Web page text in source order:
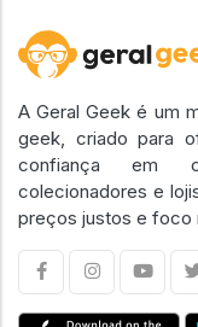
A Geral Geek é um
geek, criado para
confiança em
colecionadores e
preços justos e foco